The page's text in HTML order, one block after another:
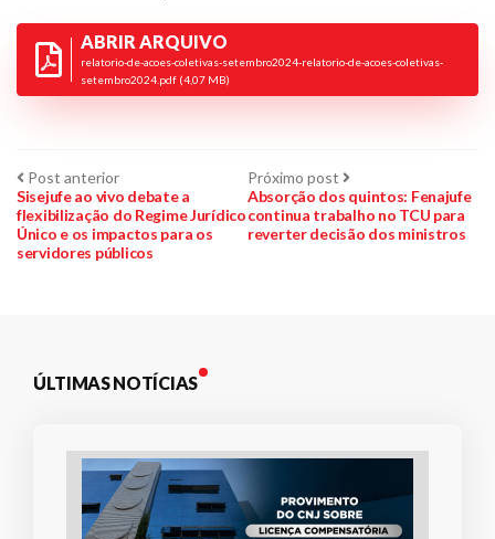
ABRIR ARQUIVO
relatorio-de-acoes-coletivas-setembro2024-relatorio-de-acoes-coletivas-
setembro2024.pdf (4,07 MB)
Navegação
de
Post
Post anteriorPost
anterior:
Sisejufe ao vivo debate a
flexibilização do Regime Jurídico
Único e os impactos para os
servidores públicos
Próximo post Próximo
post:
Absorção dos quintos: Fenajufe
continua trabalho no TCU para
reverter decisão dos ministros
ÚLTIMAS NOTÍCIAS